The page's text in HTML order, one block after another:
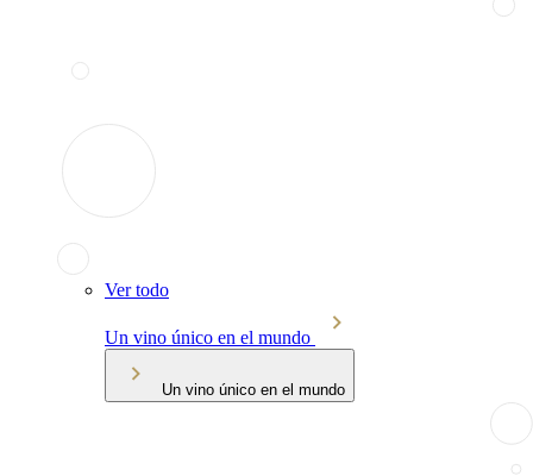
Ver todo
Un vino único en el mundo
Un vino único en el mundo